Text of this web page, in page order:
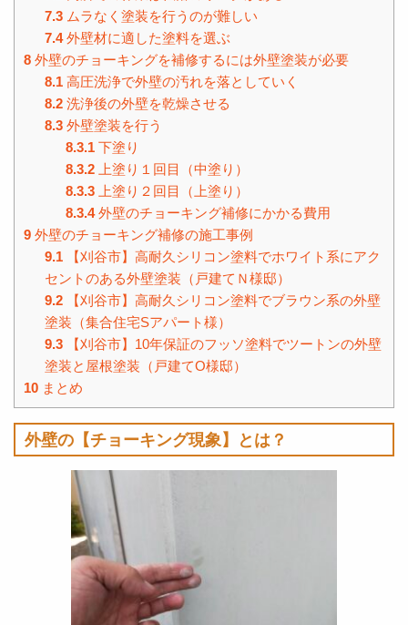
7.3ムラなく塗装を行うのが難しい
7.4外壁材に適した塗料を選ぶ
8 外壁のチョーキングを補修するには外壁塗装が必要
8.1高圧洗浄で外壁の汚れを落としていく
8.2洗浄後の外壁を乾燥させる
8.3外壁塗装を行う
8.3.1下塗り
8.3.2上塗り１回目（中塗り）
8.3.3上塗り２回目（上塗り）
8.3.4外壁のチョーキング補修にかかる費用
9 外壁のチョーキング補修の施工事例
9.1【刈谷市】高耐久シリコン塗料でホワイト系にアク
セントのある外壁塗装（戸建てＮ様邸）
9.2【刈谷市】高耐久シリコン塗料でブラウン系の外壁
塗装（集合住宅Sアパート様）
9.3【刈谷市】10年保証のフッソ塗料でツートンの外壁
塗装と屋根塗装（戸建てO様邸）
10 まとめ
外壁の【チョーキング現象】とは？